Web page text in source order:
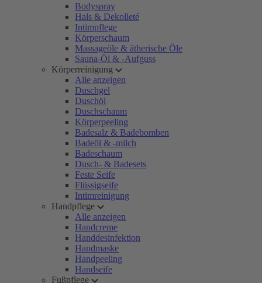
Bodyspray
Hals & Dekolleté
Intimpflege
Körperschaum
Massageöle & ätherische Öle
Sauna-Öl & -Aufguss
Körperreinigung
Alle anzeigen
Duschgel
Duschöl
Duschschaum
Körperpeeling
Badesalz & Badebomben
Badeöl & -milch
Badeschaum
Dusch- & Badesets
Feste Seife
Flüssigseife
Intimreinigung
Handpflege
Alle anzeigen
Handcreme
Handdesinfektion
Handmaske
Handpeeling
Handseife
Fußpflege